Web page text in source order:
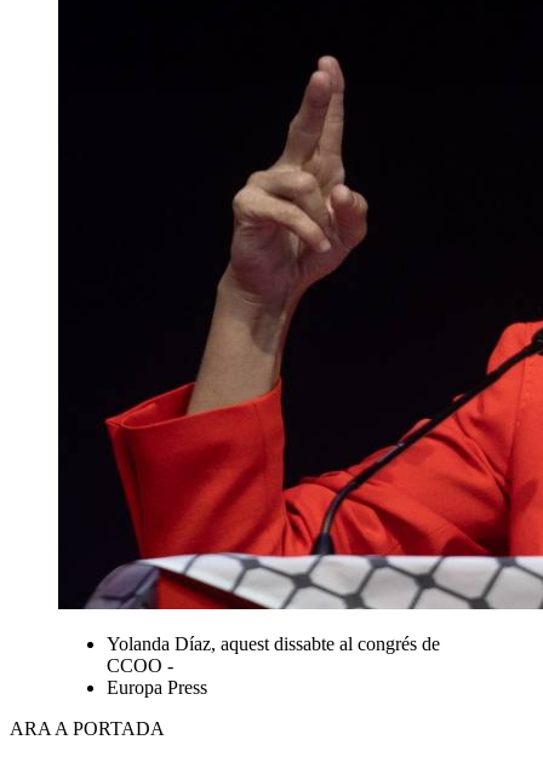
Yolanda Díaz, aquest dissabte al congrés de
CCOO -
Europa Press
ARA A PORTADA